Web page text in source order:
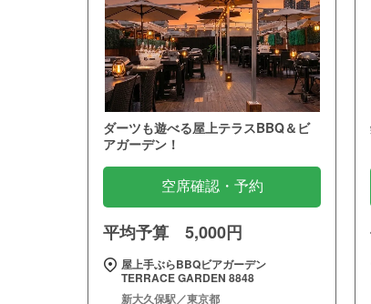
ダーツも遊べる屋上テラスBBQ＆ビ
アガーデン！
空席確認・予約
平均予算 5,000円
屋上手ぶらBBQビアガーデン
TERRACE GARDEN 8848
新大久保駅／東京都